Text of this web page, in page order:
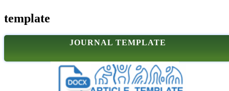
template
JOURNAL TEMPLATE